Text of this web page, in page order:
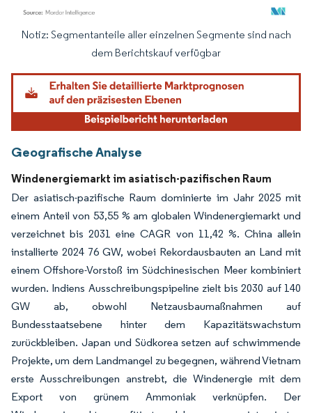
Bild © Mordor Intelligence. Wiederverwendung erfordert Namensnennung
Notiz: Segmentanteile aller einzelnen Segmente sind nach
dem Berichtskauf verfügbar
Geografische Analyse
Windenergiemarkt im asiatisch-pazifischen Raum
Der asiatisch-pazifische Raum dominierte im Jahr 2025 mit
einem Anteil von 53,55 % am globalen Windenergiemarkt und
verzeichnet bis 2031 eine CAGR von 11,42 %. China allein
installierte 2024 76 GW, wobei Rekordausbauten an Land mit
einem Offshore-Vorstoß im Südchinesischen Meer kombiniert
wurden. Indiens Ausschreibungspipeline zielt bis 2030 auf 140
GW ab, obwohl Netzausbaumaßnahmen auf
Bundesstaatsebene hinter dem Kapazitätswachstum
zurückbleiben. Japan und Südkorea setzen auf schwimmende
Projekte, um dem Landmangel zu begegnen, während Vietnam
erste Ausschreibungen anstrebt, die Windenergie mit dem
Export von grünem Ammoniak verknüpfen. Der